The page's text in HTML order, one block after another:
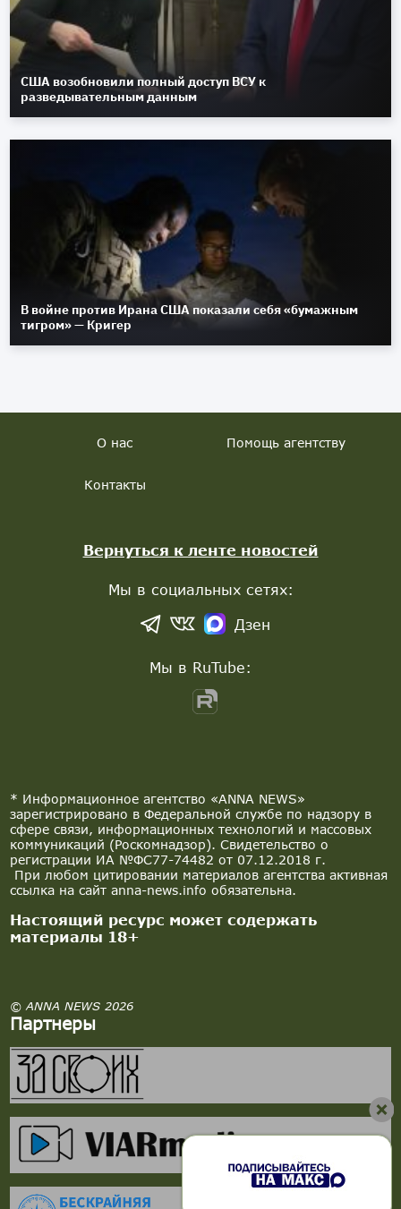
США возобновили полный доступ ВСУ к
разведывательным данным
В войне против Ирана США показали себя «бумажным
тигром» — Кригер
* Информационное агентство «ANNA NEWS»
зарегистрировано в Федеральной службе по надзору в
сфере связи, информационных технологий и массовых
коммуникаций (Роскомнадзор). Свидетельство о
регистрации ИА №ФС77-74482 от 07.12.2018 г.
При любом цитировании материалов агентства активная
ссылка на сайт anna-news.info обязательна.
Настоящий ресурс может содержать
материалы 18+
© ANNA NEWS 2026
Партнеры
О нас Помощь агентству
Контакты
Вернуться к ленте новостей
Мы в социальных сетях:
Дзен
Мы в RuTube: